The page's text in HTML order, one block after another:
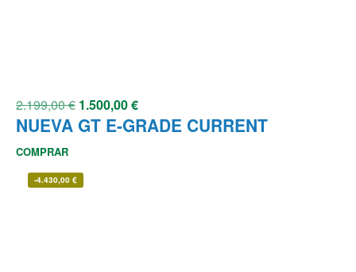
2.199,00€ 1.500,00€
NUEVA GT E-GRADE CURRENT
COMPRAR
-4.430,00 €